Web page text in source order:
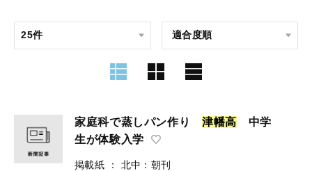
家庭科で蒸しパン作り津幡高 中学
生が体験入学
掲載紙 ：
北中：朝刊